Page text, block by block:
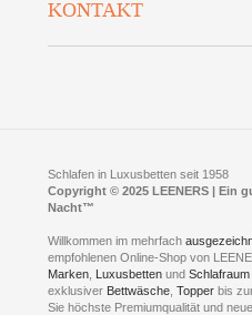
Preisgarantie
Presse
Jobs
Fotoalbum
Kontakt
KONTAKT
Neuer Showroom für
Kontakt via:WhatsApp
Kontakt via:eMail
Schlafen in Luxusbetten seit 1958
Copyright © 2025 LEENERS | Ein
Nacht™
Willkommen im mehrfach
empfohlenen Online-Shop von
Marken Luxusbetten und
exklusiver Bettwäsche ,Topper bis
Sie höchste Premiumqualität und